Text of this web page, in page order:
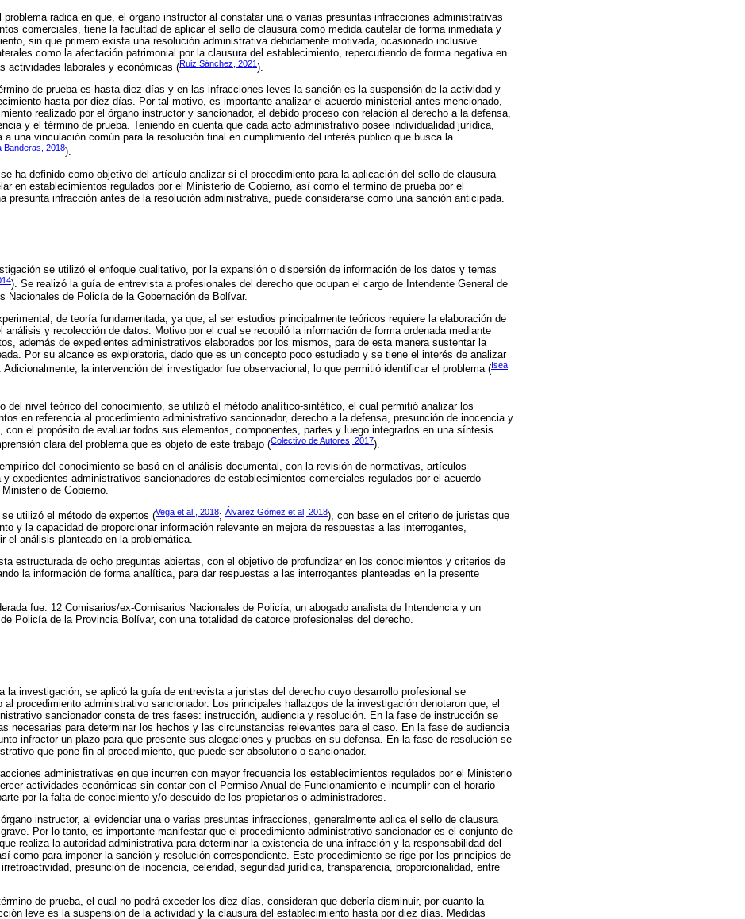
problema radica en que, el órgano instructor al constatar una o varias presuntas infracciones administrativas
comerciales, tiene la facultad de aplicar el sello de clausura como medida cautelar de forma inmediata y
sin que primero exista una resolución administrativa debidamente motivada, ocasionado inclusive
como la afectación patrimonial por la clausura del establecimiento, repercutiendo de forma negativa en
actividades laborales y económicas (Ruiz Sánchez, 2021).
de prueba es hasta diez días y en las infracciones leves la sanción es la suspensión de la actividad y
hasta por diez días. Por tal motivo, es importante analizar el acuerdo ministerial antes mencionado,
realizado por el órgano instructor y sancionador, el debido proceso con relación al derecho a la defensa,
y el término de prueba. Teniendo en cuenta que cada acto administrativo posee individualidad jurídica,
a una vinculación común para la resolución final en cumplimiento del interés público que busca la
Banderas, 2018).
ha definido como objetivo del artículo analizar si el procedimiento para la aplicación del sello de clausura
en establecimientos regulados por el Ministerio de Gobierno, así como el termino de prueba por el
presunta infracción antes de la resolución administrativa, puede considerarse como una sanción anticipada.
se utilizó el enfoque cualitativo, por la expansión o dispersión de información de los datos y temas
). Se realizó la guía de entrevista a profesionales del derecho que ocupan el cargo de Intendente General de
Nacionales de Policía de la Gobernación de Bolívar.
de teoría fundamentada, ya que, al ser estudios principalmente teóricos requiere la elaboración de
análisis y recolección de datos. Motivo por el cual se recopiló la información de forma ordenada mediante
además de expedientes administrativos elaborados por los mismos, para de esta manera sustentar la
Por su alcance es exploratoria, dado que es un concepto poco estudiado y se tiene el interés de analizar
la intervención del investigador fue observacional, lo que permitió identificar el problema (Isea
del nivel teórico del conocimiento, se utilizó el método analítico-sintético, el cual permitió analizar los
en referencia al procedimiento administrativo sancionador, derecho a la defensa, presunción de inocencia y
con el propósito de evaluar todos sus elementos, componentes, partes y luego integrarlos en una síntesis
clara del problema que es objeto de este trabajo (Colectivo de Autores, 2017).
del conocimiento se basó en el análisis documental, con la revisión de normativas, artículos
expedientes administrativos sancionadores de establecimientos comerciales regulados por el acuerdo
de Gobierno.
utilizó el método de expertos (Vega et al., 2018; Álvarez Gómez et al, 2018), con base en el criterio de juristas que
y la capacidad de proporcionar información relevante en mejora de respuestas a las interrogantes,
el análisis planteado en la problemática.
estructurada de ocho preguntas abiertas, con el objetivo de profundizar en los conocimientos y criterios de
la información de forma analítica, para dar respuestas a las interrogantes planteadas en la presente
fue: 12 Comisarios/ex-Comisarios Nacionales de Policía, un abogado analista de Intendencia y un
de Policía de la Provincia Bolívar, con una totalidad de catorce profesionales del derecho.
la investigación, se aplicó la guía de entrevista a juristas del derecho cuyo desarrollo profesional se
al procedimiento administrativo sancionador. Los principales hallazgos de la investigación denotaron que, el
sancionador consta de tres fases: instrucción, audiencia y resolución. En la fase de instrucción se
necesarias para determinar los hechos y las circunstancias relevantes para el caso. En la fase de audiencia
infractor un plazo para que presente sus alegaciones y pruebas en su defensa. En la fase de resolución se
que pone fin al procedimiento, que puede ser absolutorio o sancionador.
administrativas en que incurren con mayor frecuencia los establecimientos regulados por el Ministerio
actividades económicas sin contar con el Permiso Anual de Funcionamiento e incumplir con el horario
por la falta de conocimiento y/o descuido de los propietarios o administradores.
instructor, al evidenciar una o varias presuntas infracciones, generalmente aplica el sello de clausura
Por lo tanto, es importante manifestar que el procedimiento administrativo sancionador es el conjunto de
realiza la autoridad administrativa para determinar la existencia de una infracción y la responsabilidad del
como para imponer la sanción y resolución correspondiente. Este procedimiento se rige por los principios de
presunción de inocencia, celeridad, seguridad jurídica, transparencia, proporcionalidad, entre
de prueba, el cual no podrá exceder los diez días, consideran que debería disminuir, por cuanto la
leve es la suspensión de la actividad y la clausura del establecimiento hasta por diez días. Medidas